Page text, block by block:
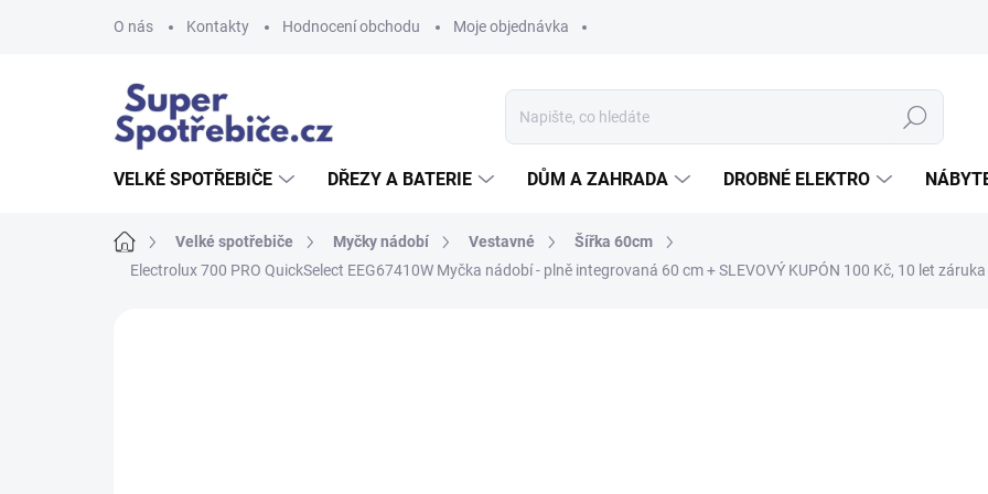
O nás Kontakty Hodnocení obchodu Moje objednávka
Hledat
VELKÉ SPOTŘEBIČE DŘEZY A BATERIE DŮM A ZAHRADA DROBNÉ ELEKTRO
Domů Velké spotřebiče Myčky nádobí Vestavné
Šířka 60cm
Electrolux 700 PRO QuickSelect EEG67410W Myčka nádobí - plně integrovaná 60 cm+ SLEVOVÝ KUPÓN 100 Kč, 10 let